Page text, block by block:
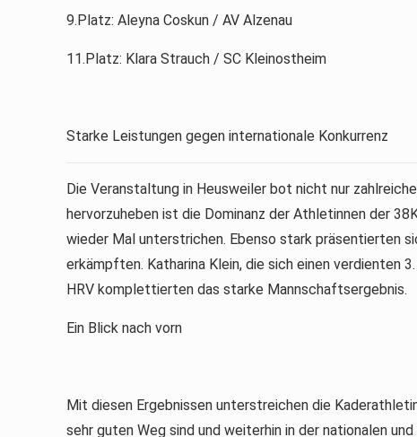
9.Platz: Aleyna Coskun / AV Alzenau
11.Platz: Klara Strauch / SC Kleinostheim
Starke Leistungen gegen internationale Konkurrenz
Die Veranstaltung in Heusweiler bot nicht nur
hervorzuheben ist die Dominanz der Athletinnen der
wieder Mal unterstrichen. Ebenso stark präsentierten
erkämpften. Katharina Klein, die sich einen verdienten
HRV komplettierten das starke Mannschaftsergebnis.
Ein Blick nach vorn
Mit diesen Ergebnissen unterstreichen die
sehr guten Weg sind und weiterhin in der nationalen
Impressum